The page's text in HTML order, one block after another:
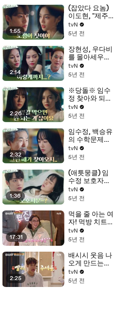
1:55
(잡았다 요놈)
이도현, "제주
도 사진.. 누가
그랬을까?"
tvN
5년 전
2:14
장현성, 우다비
를 몰아세우는
진경의 모습에
충격!
tvN
5년 전
2:26
※당돌※ 임수
정 찾아와 되바
라진 충고 날리
는 우다비!
tvN
5년 전
2:32
임수정, 백승유
의 수학문제로
마주하는 수학
자의 시간...!
tvN
5년 전
1:36
(애틋뭉클) 임
수정 보호자가
된 이도현(ft.우
리도 임보 원해
tvN
5년 전
17:31
먹을 줄 아는 여
자! 먹방 치트
키 유이의 보기
만 해도 배부른
음.zip
#highlight
tvN
5년 전
2:25
배시시 웃음 나
오게 만드는
맛...♡ 고소한
뭉티기 맛에 춤
tvN
5년 전